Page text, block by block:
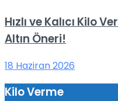
Hızlı ve Kalıcı Kilo
Altın Öneri!
18 Haziran 2026
Kilo Verme